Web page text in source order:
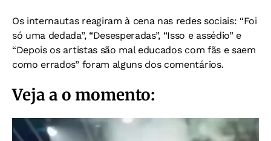
Os internautas reagiram à cena nas redes sociais: “Foi
só uma dedada”, “Desesperadas”, “Isso e assédio” e
“Depois os artistas são mal educados com fãs e saem
como errados” foram alguns dos comentários.
Veja a o momento: